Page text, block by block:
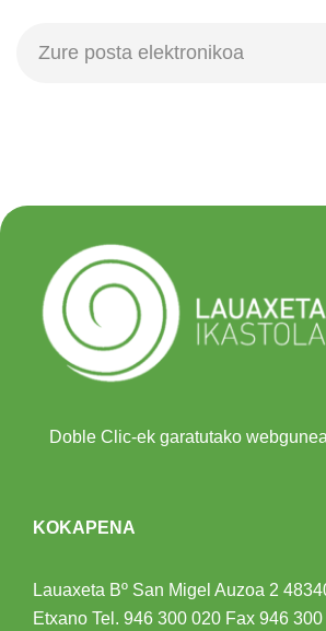
Doble Clic-ek garatutako webgunea
KOKAPENA
Lauaxeta Bº San Migel Auzoa 2
Etxano Tel. 946 300 020 Fax 946 300